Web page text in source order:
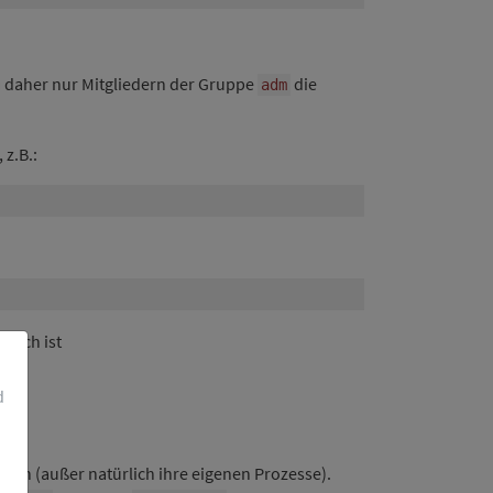
nur Mitgliedern der Gruppe adm die
ist
(außer natürlich ihre eigenen Prozesse).